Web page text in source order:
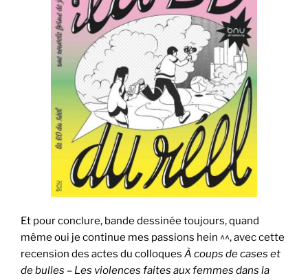
Et pour conclure, bande dessinée toujours, quand
même oui je continue mes passions hein ^^, avec cette
recension des actes du colloques À coups de cases et
de bulles – Les violences faites aux femmes dans la